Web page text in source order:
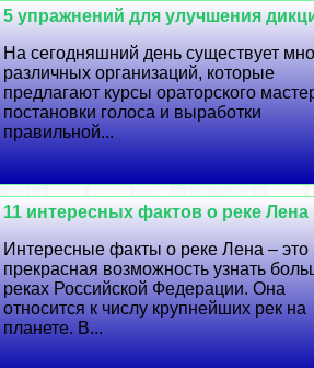
5 упражнений для улучшения
На сегодняшний день существует
различных организаций, которые
предлагают курсы ораторского
постановки голоса и выработки
правильной...
11 интересных фактов о реке Лена
Интересные факты о реке Лена – это
прекрасная возможность узнать
реках Российской Федерации. Она
относится к числу крупнейших рек на
планете. В...